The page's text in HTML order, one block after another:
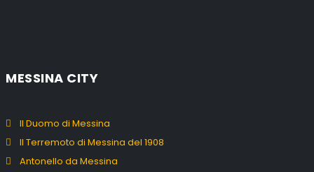
MESSINA CITY
Il Duomo di Messina
Il Terremoto di Messina del 1908
Antonello da Messina